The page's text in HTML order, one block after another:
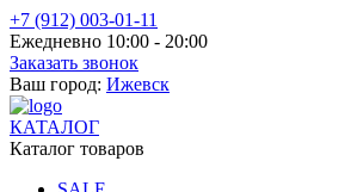
+7 (912) 003-01-11
Ежедневно 10:00 - 20:00
Заказать звонок
Ваш город: Ижевск
КАТАЛОГ
Каталог товаров